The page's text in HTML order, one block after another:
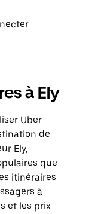
à Ely
Uber
de
Ely,
que
itinéraires
à
et les prix